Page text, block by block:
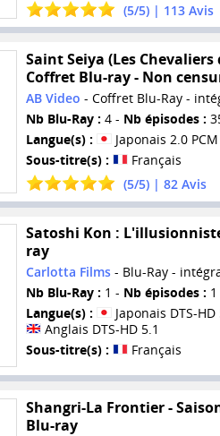
(5/5) | 113Avis
Saint Seiya (Les
Coffret Blu-ray - Non
AB Video - Coffret Blu-Ray -
Nb Blu-Ray : 4 - Nb épisodes :
Langue(s) :
Japonais 2.0 PCM
Sous-titre(s) :
Français
(5/5) | 82Avis
Satoshi Kon :
ray
Carlotta Films- Blu-Ray -
Nb Blu-Ray : 1 - Nb épisodes : 1
Langue(s) :
Japonais DTS-HD
Anglais DTS-HD 5.1
Sous-titre(s) :
Français
Shangri-La Frontier -
Blu-ray